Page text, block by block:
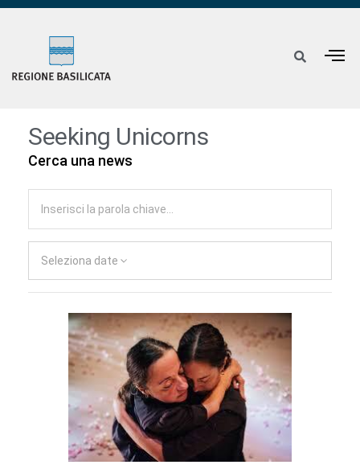
Seeking Unicorns
Cerca una news
Seleziona date